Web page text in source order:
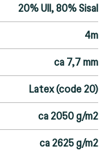
20% Ull, 80% Sisal
4m
ca 7,7 mm
Latex (code 20)
ca 2050 g/m2
ca 2625 g/m2